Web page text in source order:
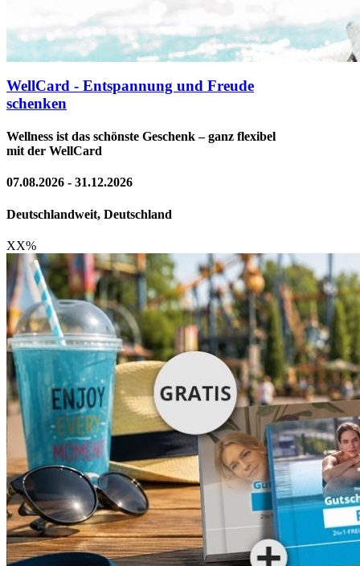
WellCard - Entspannung und Freude
schenken
Wellness ist das schönste Geschenk – ganz flexibel
mit der WellCard
07.08.2026 - 31.12.2026
Deutschlandweit, Deutschland
XX%